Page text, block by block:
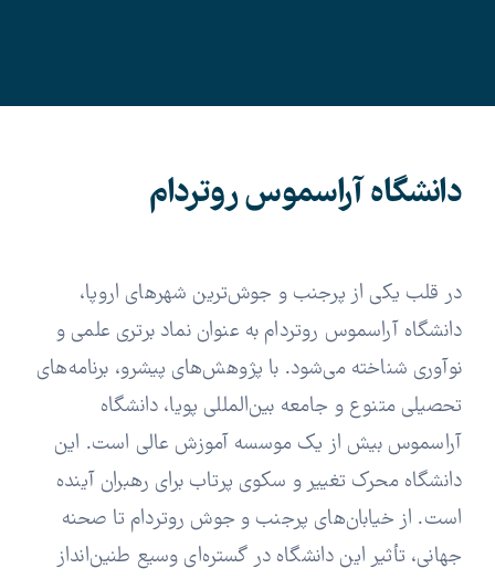
دانشگاه آراسموس روتردام
در قلب یکی از پرجنب و جوش‌ترین شهرهای اروپا،
دانشگاه آراسموس روتردام به عنوان نماد برتری علمی و
نوآوری شناخته می‌شود. با پژوهش‌های پیشرو، برنامه‌های
تحصیلی متنوع و جامعه بین‌المللی پویا، دانشگاه
آراسموس بیش از یک موسسه آموزش عالی است. این
دانشگاه محرک تغییر و سکوی پرتاب برای رهبران آینده
است. از خیابان‌های پرجنب و جوش روتردام تا صحنه
جهانی، تأثیر این دانشگاه در گستره‌ای وسیع طنین‌انداز